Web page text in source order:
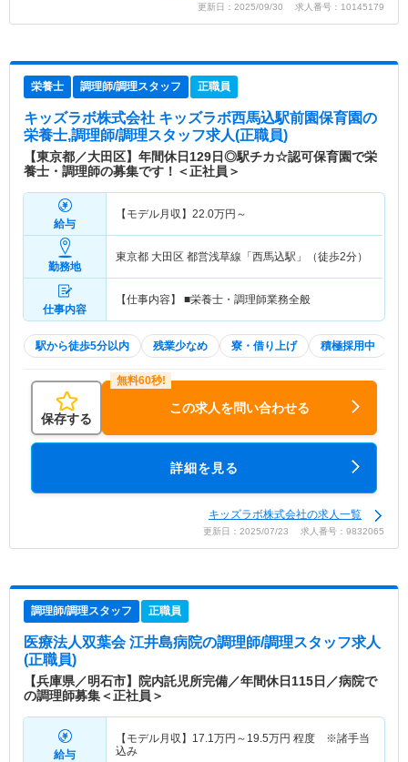
更新日：2025/09/30 求人番号：10145179
栄養士 調理師/調理スタッフ 正職員
キッズラボ株式会社 キッズラボ西馬込駅前園保育園の
栄養士,調理師/調理スタッフ求人(正職員)
【東京都／大田区】年間休日129日◎駅チカ☆認可保育園で栄
養士・調理師の募集です！＜正社員＞
給与
【モデル月収】 22.0万円～
勤務地
東京都 大田区 都営浅草線「西馬込駅」（徒歩2分）
仕事内容
【仕事内容】 ■栄養士・調理師業務全般
駅から徒歩5分以内 残業少なめ 寮・借り上げ 積極採用中
保存する
この求人を問い合わせる
詳細を見る
キッズラボ株式会社の求人一覧
更新日：2025/07/23 求人番号：9832065
調理師/調理スタッフ 正職員
医療法人双葉会 江井島病院の調理師/調理スタッフ求人
(正職員)
【兵庫県／明石市】院内託児所完備／年間休日115日／病院で
の調理師募集＜正社員＞
給与
【モデル月収】 17.1万円～ 19.5万円 程度 ※諸手当
込み